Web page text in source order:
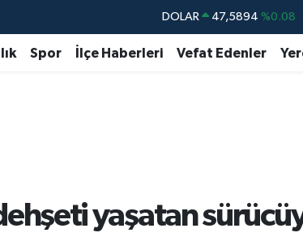
DOLAR 47,5894 %0.08
EURO 55,0398 %-0.02
Spor İlçe Haberleri Vefat Edenler
yaşatan